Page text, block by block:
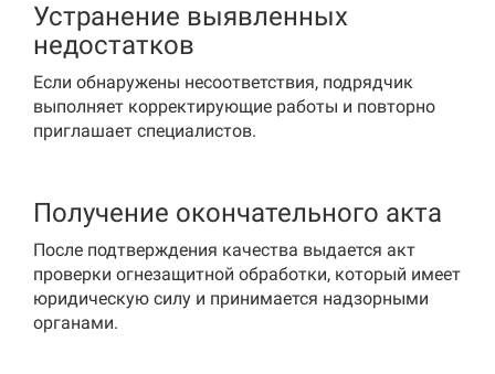
Устранение выявленных
недостатков
Если обнаружены несоответствия, подрядчик
выполняет корректирующие работы и повторно
приглашает специалистов.
Получение окончательного акта
После подтверждения качества выдается акт
проверки огнезащитной обработки, который имеет
юридическую силу и принимается надзорными
органами.